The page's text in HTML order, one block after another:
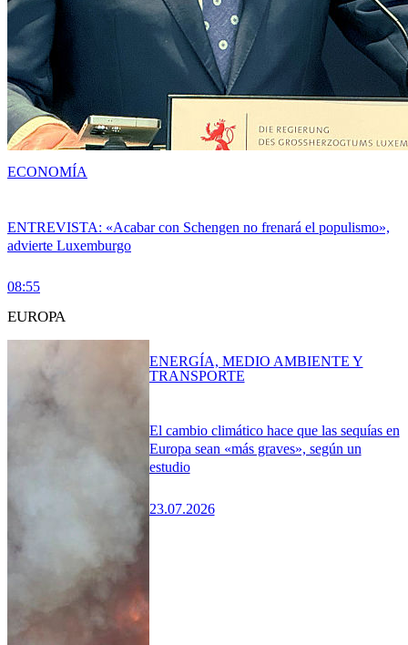
ENTREVISTA: «Acabar con Schengen no frenará el populismo»,
advierte Luxemburgo
08:55
ECONOMÍA
EUROPA
El cambio climático hace que las sequías en
Europa sean «más graves», según un
estudio
23.07.2026
ENERGÍA, MEDIO AMBIENTE Y
TRANSPORTE